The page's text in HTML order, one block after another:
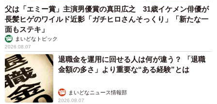
父は「エミー賞」主演男優賞の真田広之 31歳イケメン俳優が
長髪ヒゲのワイルド近影「ガチヒロさんそっくり」「新たな一
面もステキ」
まいどなトピック
2026.08.07
退職金を運用に回せる人は何が違う？ 「退職
金額の多さ」より重要な“ある経験”とは
まいどなニュース情報部
2026.08.07